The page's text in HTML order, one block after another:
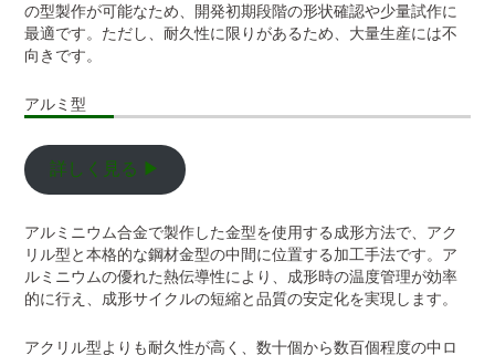
の型製作が可能なため、開発初期段階の形状確認や少量試作に
最適です。ただし、耐久性に限りがあるため、大量生産には不
向きです。
アルミ型
詳しく見る ▶
アルミニウム合金で製作した金型を使用する成形方法で、アク
リル型と本格的な鋼材金型の中間に位置する加工手法です。ア
ルミニウムの優れた熱伝導性により、成形時の温度管理が効率
的に行え、成形サイクルの短縮と品質の安定化を実現します。
アクリル型よりも耐久性が高く、数十個から数百個程度の中ロ